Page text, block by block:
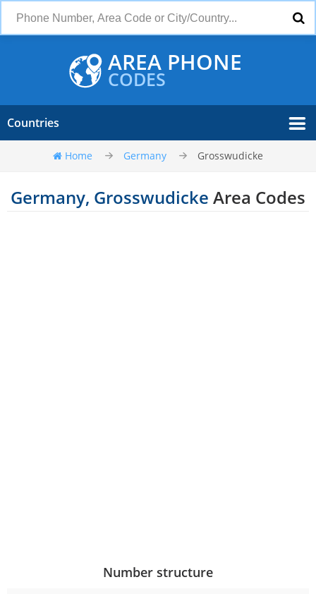
AREA PHONE
CODES
Countries
Home Germany Grosswudicke
Germany, Grosswudicke Area Codes
Number structure